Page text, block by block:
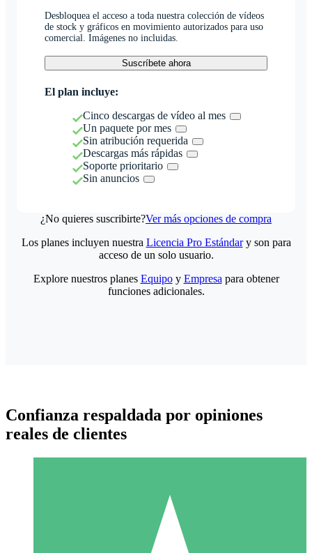
Desbloquea el acceso a toda nuestra colección de vídeos
de stock y gráficos en movimiento autorizados para uso
comercial. Imágenes no incluidas.
Suscríbete ahora
El plan incluye:
Cinco descargas de vídeo al mes
Un paquete por mes
Sin atribución requerida
Descargas más rápidas
Soporte prioritario
Sin anuncios
¿No quieres suscribirte?Ver más opciones de compra
Paquetes de Créditos Individuales
Los planes incluyen nuestra Licencia Pro Estándary son para
acceso de un solo usuario.
Explore nuestros planes Equipoy Empresa para obtener
funciones adicionales.
Confianza respaldada por opiniones
reales de clientes